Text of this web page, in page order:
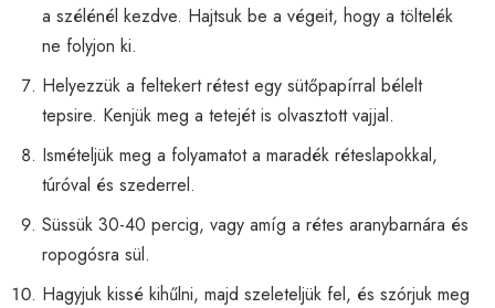
a szélénél kezdve. Hajtsuk be a végeit, hogy a töltelék
ne folyjon ki.
Helyezzük a feltekert rétest egy sütőpapírral bélelt
tepsire. Kenjük meg a tetejét is olvasztott vajjal.
Ismételjük meg a folyamatot a maradék réteslapokkal,
túróval és szederrel.
Süssük 30-40 percig, vagy amíg a rétes aranybarnára és
ropogósra sül.
Hagyjuk kissé kihűlni, majd szeleteljük fel, és szórjuk meg